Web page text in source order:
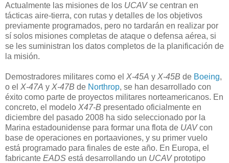
Actualmente las misiones de los UCAVse centran en
tácticas aire-tierra, con rutas y detalles de los objetivos
previamente programados, pero no tardarán en realizar por
sí solos misiones completas de ataque o defensa aérea, si
se les suministran los datos completos de la planificación de
la misión.
Demostradores militares como el X-45A y X-45B de Boeing,
o el X-47A y X-47B de Northrop, se han desarrollado con
éxito como parte de proyectos militares norteamericanos. En
concreto, el modelo X47-B presentado oficialmente en
diciembre del pasado 2008 ha sido seleccionado por la
Marina estadounidense para formar una flota de UAVcon
base de operaciones en portaaviones, y su primer vuelo
está programado para finales de este año. En Europa, el
fabricante EADS está desarrollando un UCAVprototipo